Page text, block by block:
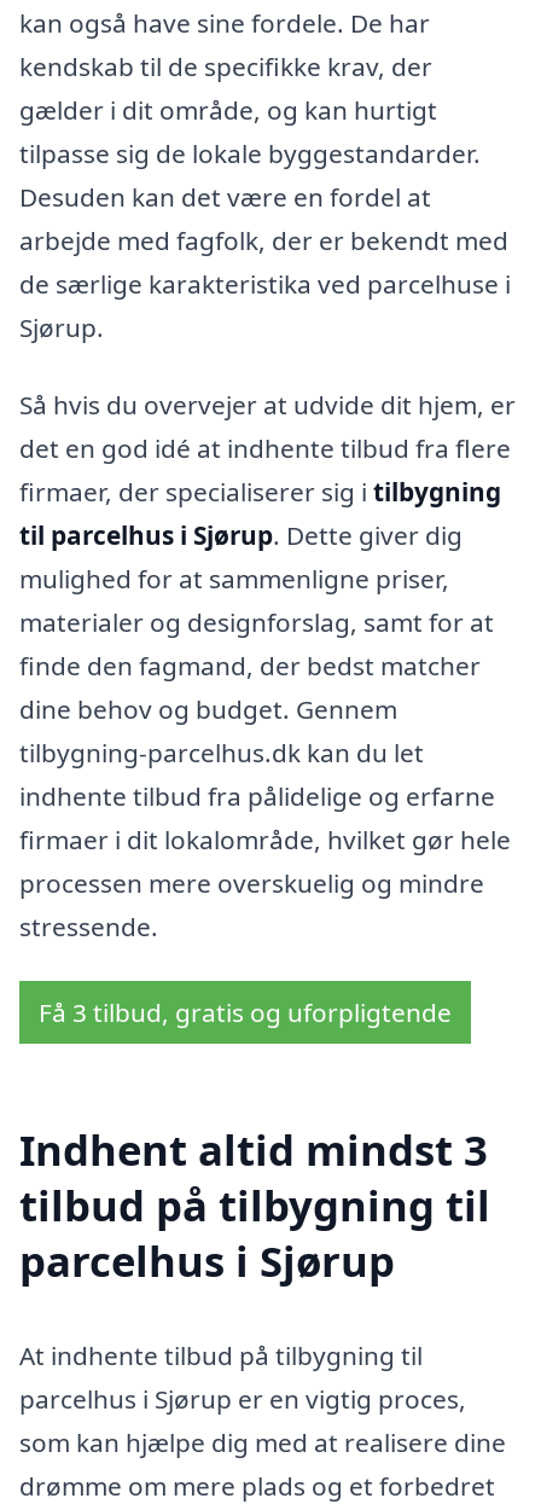
kan også have sine fordele. De har
kendskab til de specifikke krav, der
gælder i dit område, og kan hurtigt
tilpasse sig de lokale byggestandarder.
Desuden kan det være en fordel at
arbejde med fagfolk, der er bekendt med
de særlige karakteristika ved parcelhuse i
Sjørup.
Så hvis du overvejer at udvide dit hjem, er
det en god idé at indhente tilbud fra flere
firmaer, der specialiserer sig i tilbygning
til parcelhus i Sjørup. Dette giver dig
mulighed for at sammenligne priser,
materialer og designforslag, samt for at
finde den fagmand, der bedst matcher
dine behov og budget. Gennem
tilbygning-parcelhus.dk kan du let
indhente tilbud fra pålidelige og erfarne
firmaer i dit lokalområde, hvilket gør hele
processen mere overskuelig og mindre
stressende.
Få 3 tilbud, gratis og uforpligtende
Indhent altid mindst 3
tilbud på tilbygning til
parcelhus i Sjørup
At indhente tilbud på tilbygning til
parcelhus i Sjørup er en vigtig proces,
som kan hjælpe dig med at realisere dine
drømme om mere plads og et forbedret